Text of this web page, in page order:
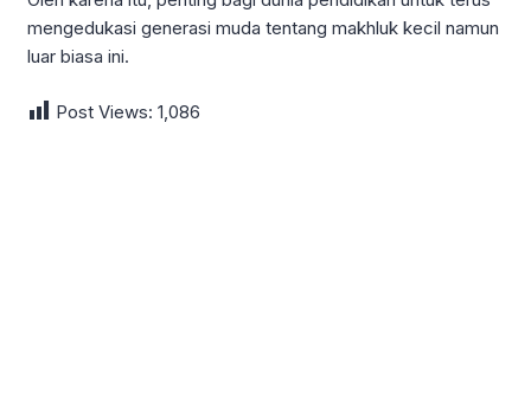
mengedukasi generasi muda tentang makhluk kecil namun
luar biasa ini.
Post Views: 1,086